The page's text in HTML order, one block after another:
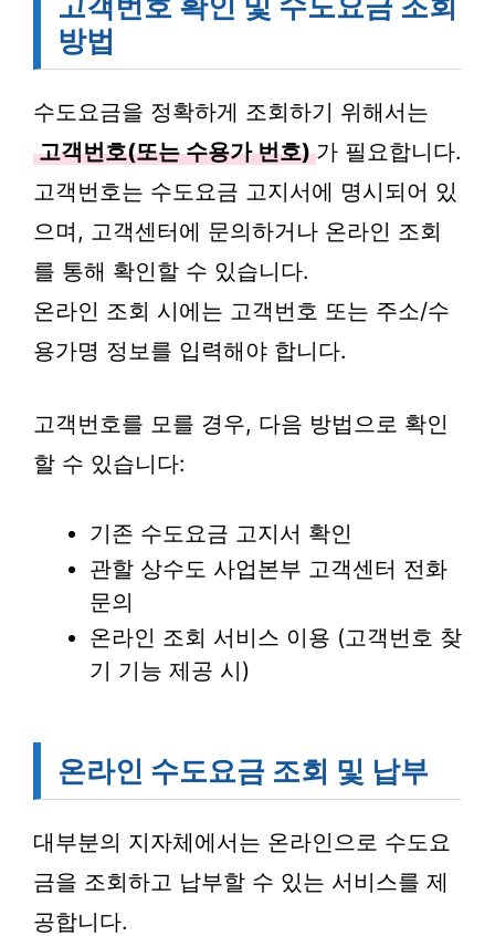
방법
수도요금을 정확하게 조회하기 위해서는
고객번호(또는 수용가 번호) 가 필요합니다.
고객번호는 수도요금 고지서에 명시되어 있
으며, 고객센터에 문의하거나 온라인 조회
를 통해 확인할 수 있습니다.
온라인 조회 시에는 고객번호 또는 주소/수
용가명 정보를 입력해야 합니다.
고객번호를 모를 경우, 다음 방법으로 확인
할 수 있습니다:
기존 수도요금 고지서 확인
관할 상수도 사업본부 고객센터 전화
문의
온라인 조회 서비스 이용 (고객번호 찾
기 기능 제공 시)
온라인 수도요금 조회 및 납부
대부분의 지자체에서는 온라인으로 수도요
금을 조회하고 납부할 수 있는 서비스를 제
공합니다.